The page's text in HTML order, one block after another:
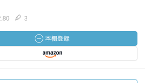
3